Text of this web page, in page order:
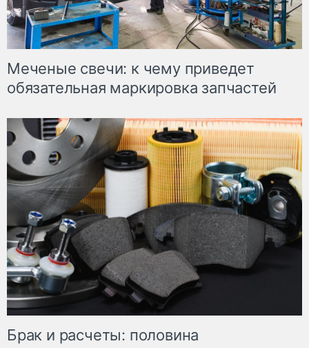
Меченые свечи: к чему приведет
обязательная маркировка запчастей
Брак и расчеты: половина